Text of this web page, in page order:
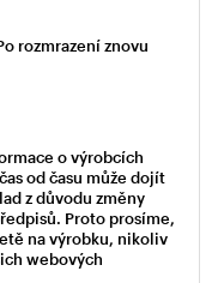
rozmrazení znovu
o výrobcích
od času může dojít
z důvodu změny
Proto prosíme,
na výrobku, nikoliv
webových